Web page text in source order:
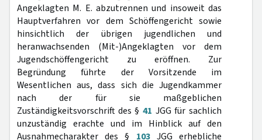
Angeklagten M. E. abzutrennen und insoweit das
Hauptverfahren vor dem Schöffengericht sowie
hinsichtlich der übrigen jugendlichen und
heranwachsenden (Mit-)Angeklagten vor dem
Jugendschöffengericht zu eröffnen. Zur
Begründung führte der Vorsitzende im
Wesentlichen aus, dass sich die Jugendkammer
nach der für sie maßgeblichen
Zuständigkeitsvorschrift des § 41 JGG für sachlich
unzuständig erachte und im Hinblick auf den
Ausnahmecharakter des § 103JGG erhebliche